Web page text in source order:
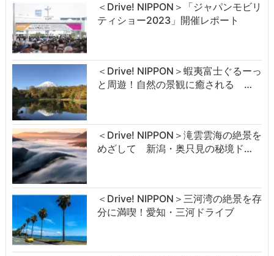
＜Drive! NIPPON＞「ジャパンモビリ
ティショー2023」開催レポート
＜Drive! NIPPON＞蝦夷富士ぐるーっ
と周遊！自然の景観に癒される …
＜Drive! NIPPON＞滝雲雲海の絶景を
めざして 新潟・奥只見の秘境ド…
＜Drive! NIPPON＞三河湾の絶景を存
分に満喫！愛知・三河ドライブ